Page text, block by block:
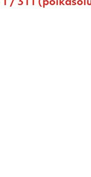
/ 311